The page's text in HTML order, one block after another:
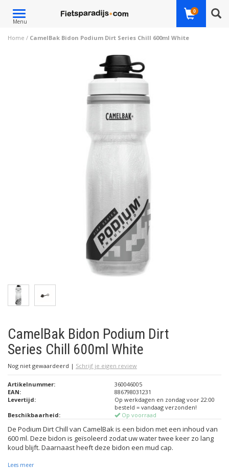
Toggle
navigation
Menu
0
Home / CamelBak Bidon Podium Dirt Series Chill 600ml White
CamelBak Bidon Podium Dirt
Series Chill 600ml White
Nog niet gewaardeerd | Schrijf je eigen review
Artikelnummer:
360046005
EAN:
886798031231
Levertijd:
Op werkdagen en zondag voor 22:00
besteld = vandaag verzonden!
Beschikbaarheid:
Op voorraad
De Podium Dirt Chill van CamelBak is een bidon met een inhoud van
600 ml. Deze bidon is geïsoleerd zodat uw water twee keer zo lang
koud blijft. Daarnaast heeft deze bidon een mud cap.
Lees meer